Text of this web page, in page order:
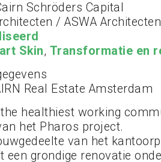
Schröders Capital
/ ASWA Architecten
Skin, Transformatie en
Real Estate Amsterdam
healthiest working
het Pharos project.
van het
een grondige renovatie